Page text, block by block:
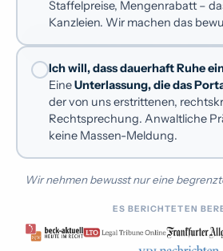
Kununu verklagen
Dauermandat mit Dauerschutz
Staffelpreise, Mengenrabatt –
Kanzleien. Wir machen das
Ich will, dass dauerhaft Ruhe
EineUnterlassung, die das
der von uns erstrittenen,
Rechtsprechung. Anwaltliche
keine Massen-Meldung.
Wir nehmen bewusst nur eine
ES BERICHTETEN
Kostenfreie Erstberatung
GERICHT
AKTENZEICHEN